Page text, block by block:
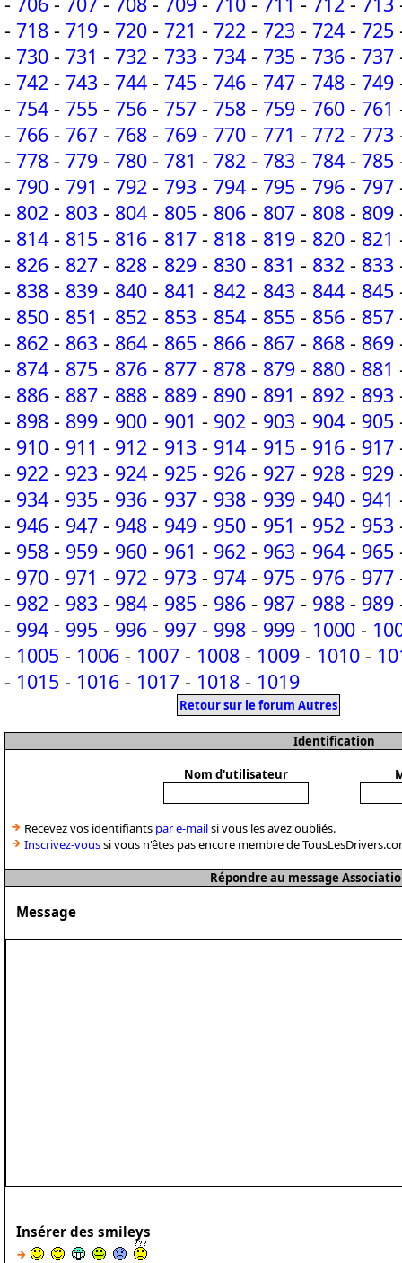
- 718 - 719 - 720 - 721 - 722 - 723 - 724 - 725
- 730 - 731 - 732 - 733 - 734 - 735 - 736 - 737
- 742 - 743 - 744 - 745 - 746 - 747 - 748 - 749
- 754 - 755 - 756 - 757 - 758 - 759 - 760 - 761
- 766 - 767 - 768 - 769 - 770 - 771 - 772 - 773
- 778 - 779 - 780 - 781 - 782 - 783 - 784 - 785
- 790 - 791 - 792 - 793 - 794 - 795 - 796 - 797
- 802 - 803 - 804 - 805 - 806 - 807 - 808 - 809
- 814 - 815 - 816 - 817 - 818 - 819 - 820 - 821
- 826 - 827 - 828 - 829 - 830 - 831 - 832 - 833
- 838 - 839 - 840 - 841 - 842 - 843 - 844 - 845
- 850 - 851 - 852 - 853 - 854 - 855 - 856 - 857
- 862 - 863 - 864 - 865 - 866 - 867 - 868 - 869
- 874 - 875 - 876 - 877 - 878 - 879 - 880 - 881
- 886 - 887 - 888 - 889 - 890 - 891 - 892 - 893
- 898 - 899 - 900 - 901 - 902 - 903 - 904 - 905
- 910 - 911 - 912 - 913 - 914 - 915 - 916 - 917
- 922 - 923 - 924 - 925 - 926 - 927 - 928 - 929
- 934 - 935 - 936 - 937 - 938 - 939 - 940 - 941
- 946 - 947 - 948 - 949 - 950 - 951 - 952 - 953
- 958 - 959 - 960 - 961 - 962 - 963 - 964 - 965
- 970 - 971 - 972 - 973 - 974 - 975 - 976 - 977
- 982 - 983 - 984 - 985 - 986 - 987 - 988 - 989
- 994 - 995 - 996 - 997 - 998 - 999 - 1000 -
- 1005 - 1006 - 1007 - 1008 - 1009 - 1010 -
- 1015 - 1016 - 1017 - 1018 - 1019
Retour sur le forum Autres
Identification
Nom d'utilisateur
Recevez vos identifiants par e-mailsi vous les avez oubliés.
Inscrivez-voussi vous n'êtes pas encore membre de
Répondre au message
Message
Insérer des smileys